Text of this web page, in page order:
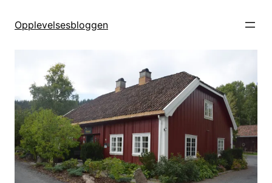
Opplevelsesbloggen